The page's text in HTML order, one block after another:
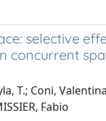
selective
concurrent
T.; Coni,
Fabio